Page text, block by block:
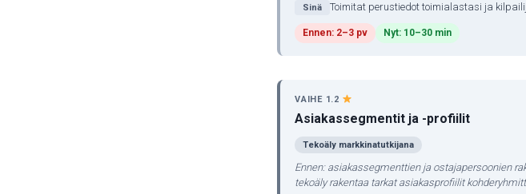
Sinä Toimitat perustiedot toimialastasi ja
Ennen: 2–3 pv Nyt: 10–30 min
VAIHE 1.2
Asiakassegmentit ja -profiilit
Tekoäly markkinatutkijana
Ennen: asiakassegmenttien ja ostajapersoonien
tekoäly rakentaa tarkat asiakasprofiilit